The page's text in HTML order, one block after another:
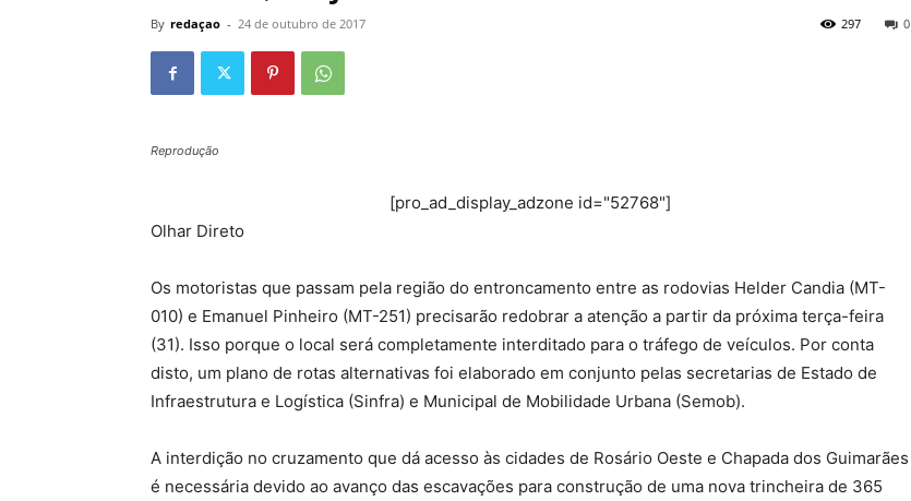
By redaçao - 24 de outubro de 2017 0
297
Reprodução
[pro_ad_display_adzone id="52768"]
Olhar Direto
Os motoristas que passam pela região do entroncamento entre as rodovias Helder Candia (MT-
010) e Emanuel Pinheiro (MT-251) precisarão redobrar a atenção a partir da próxima terça-feira
(31). Isso porque o local será completamente interditado para o tráfego de veículos. Por conta
disto, um plano de rotas alternativas foi elaborado em conjunto pelas secretarias de Estado de
Infraestrutura e Logística (Sinfra) e Municipal de Mobilidade Urbana (Semob).
A interdição no cruzamento que dá acesso às cidades de Rosário Oeste e Chapada dos Guimarães
é necessária devido ao avanço das escavações para construção de uma nova trincheira de 365